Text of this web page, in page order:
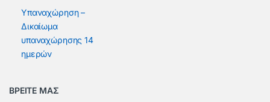
Υπαναχώρηση –
Δικαίωμα
υπαναχώρησης 14
ημερών
ΒΡΕΙΤΕ ΜΑΣ